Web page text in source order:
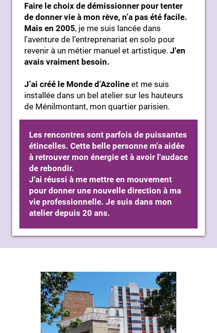
Faire le choix de démissionner pour tenter
de donner vie à mon rêve, n’a pas été facile.
Mais en 2005, je me suis lancée dans
l'aventure de l’entreprenariat en solo pour
revenir à un métier manuel et artistique. J'en
avais vraiment besoin.
J’ai créé le Monde d’Azoline et me suis
installée dans un bel atelier sur les hauteurs
de Ménilmontant, mon quartier parisien.
Les rencontres sont parfois de puissantes
étincelles. Cette belle personne m'a aidée
à retrouver mon énergie et à avoir l'audace
de rebondir.
J'ai réussi à me mettre en mouvement
pour donner une nouvelle direction à ma
vie professionnelle. Je suis dans mon
atelier depuis 20 ans.